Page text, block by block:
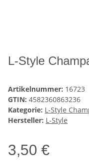
L-Style
Artikelnummer: 16723
GTIN: 4582360863236
Kategorie: L-Style
Hersteller: L-Style
3,50 €